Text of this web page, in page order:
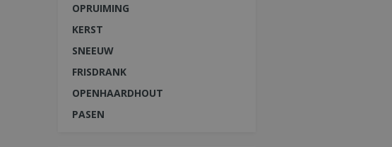
OPRUIMING
KERST
SNEEUW
FRISDRANK
OPENHAARDHOUT
PASEN